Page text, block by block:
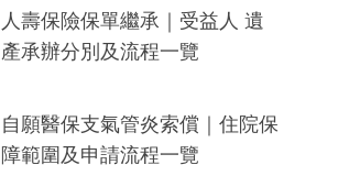
人壽保險保單繼承｜受益人 遺
產承辦分別及流程一覽
自願醫保支氣管炎索償｜住院保
障範圍及申請流程一覽